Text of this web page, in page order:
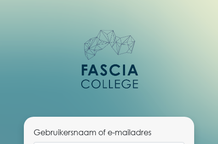
Gebruikersnaam of e-mailadres